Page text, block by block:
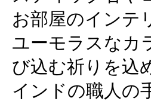
お部屋のインテ
ユーモラスなカ
び込む祈りを込
インドの職人の